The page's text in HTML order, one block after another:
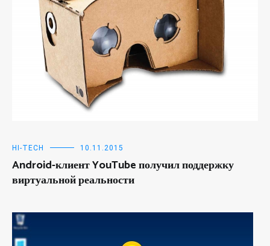
HI-TECH 10.11.2015
Android-клиент YouTube получил поддержку
виртуальной реальности